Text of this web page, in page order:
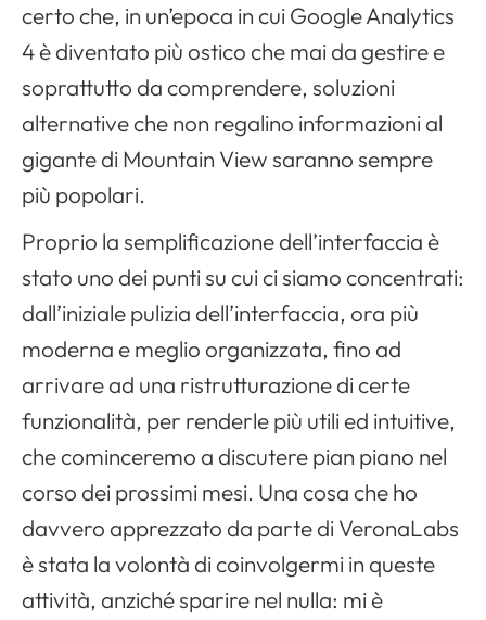
certo che, in un’epoca in cui Google Analytics
4 è diventato più ostico che mai da gestire e
soprattutto da comprendere, soluzioni
alternative che non regalino informazioni al
gigante di Mountain View saranno sempre
più popolari.
Proprio la semplificazione dell’interfaccia è
stato uno dei punti su cui ci siamo concentrati:
dall’iniziale pulizia dell’interfaccia, ora più
moderna e meglio organizzata, fino ad
arrivare ad una ristrutturazione di certe
funzionalità, per renderle più utili ed intuitive,
che cominceremo a discutere pian piano nel
corso dei prossimi mesi. Una cosa che ho
davvero apprezzato da parte di VeronaLabs
è stata la volontà di coinvolgermi in queste
attività, anziché sparire nel nulla: mi è